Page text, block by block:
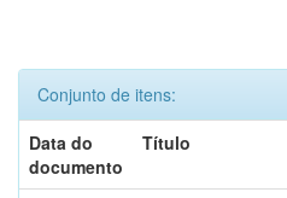
Conjunto de itens:
Data do
documento
Título